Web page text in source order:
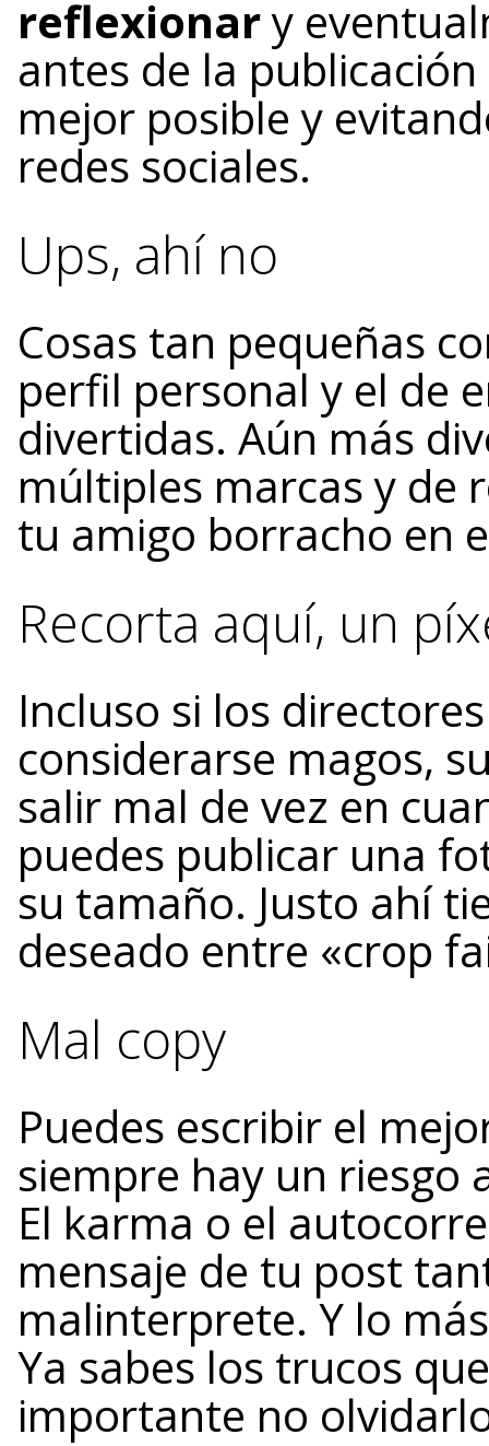
reflexionary
antes de la
mejor posible y
redes sociales.
Ups, ahí no
Cosas tan pequeñas
perfil personal y el de
divertidas. Aún más
múltiples marcas y de
tu amigo borracho en
Recorta aquí, un
Incluso si los
considerarse magos,
salir mal de vez en
puedes publicar una
su tamaño. Justo ahí
deseado entre «crop
Mal copy
Puedes escribir el
siempre hay un riesgo
El karma o el
mensaje de tu post
malinterprete. Y lo
Ya sabes los trucos
importante no